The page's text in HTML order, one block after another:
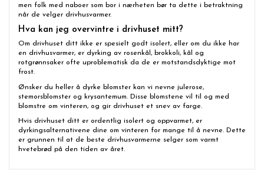
men folk med naboer som bor i nærheten bør ta dette i betraktning
når de velger drivhusvarmer.
Hva kan jeg overvintre i drivhuset mitt?
Om drivhuset ditt ikke er spesielt godt isolert, eller om du ikke har
en drivhusvarmer, er dyrking av rosenkål, brokkoli, kål og
rotgrønnsaker ofte uproblematisk da de er motstandsdyktige mot
frost.
Ønsker du heller å dyrke blomster kan vi nevne julerose,
stemorsblomster og krysantemum. Disse blomstene vil til og med
blomstre om vinteren, og gir drivhuset et snev av farge.
Hvis drivhuset ditt er ordentlig isolert og oppvarmet, er
dyrkingsalternativene dine om vinteren for mange til å nevne. Dette
er grunnen til at de beste drivhusvarmerne selger som varmt
hvetebrød på den tiden av året.